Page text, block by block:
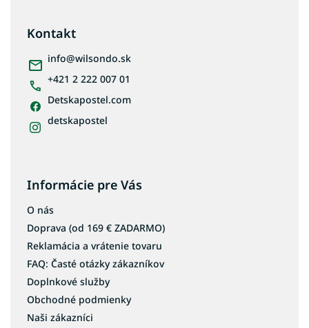
Kontakt
info@wilsondo.sk
+421 2 222 007 01
Detskapostel.com
detskapostel
Informácie pre Vás
O nás
Doprava (od 169 € ZADARMO)
Reklamácia a vrátenie tovaru
FAQ: Časté otázky zákazníkov
Doplnkové služby
Obchodné podmienky
Naši zákazníci